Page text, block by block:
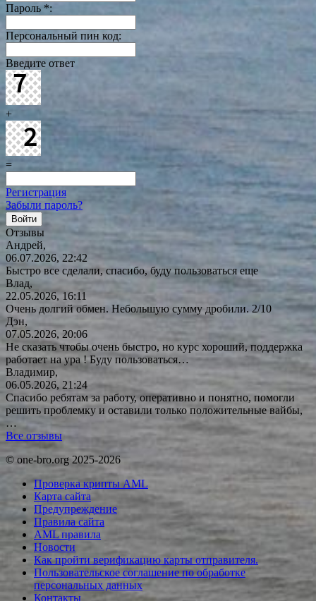
Пароль *:
Персональный пин код:
Введите ответ
+
=
Регистрация
Забыли пароль?
Отзывы
Андрей,
06.07.2026, 22:42
Быстро все сделали, спасибо, буду пользоваться еще
Влад,
22.05.2026, 16:11
Очень долгий обмен. Небольшую сумму дробили. 2/10
Дэн,
07.05.2026, 20:06
Не сказать чтобы очень быстро, но курс хороший, поддержка
работает на ура ! Буду пользоваться…
Владимир,
06.05.2026, 21:24
Спасибо ребятам за работу, оперативно и понятно, помогли
решить проблемку и оставили только положительные вайбы,
…
Все отзывы
© one-bro.org 2025-2026
Проверка крипты AML
Карта сайта
Предупреждение
Правила сайта
AML правила
Новости
Как пройти верификацию карты отправителя.
Пользовательское соглашение по обработке
персональных данных
Контакты